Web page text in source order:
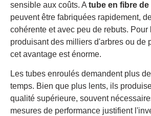
sensible aux coûts. A tube en fibre
peuvent être fabriquées rapidement,
cohérente et avec peu de rebuts. Pour
produisant des milliers d'arbres ou de
cet avantage est énorme.
Les tubes enroulés demandent plus
temps. Bien que plus lents, ils
qualité supérieure, souvent
mesures de performance justifient